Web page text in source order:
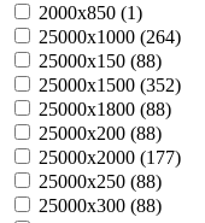
2000х850 (1)
25000х1000 (264)
25000х150 (88)
25000х1500 (352)
25000х1800 (88)
25000х200 (88)
25000х2000 (177)
25000х250 (88)
25000х300 (88)